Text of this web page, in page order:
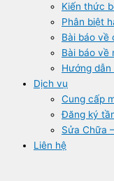
Kiến thức
Phân biệt
Bài báo về
Bài báo về
Hướng
Dịch vụ
Cung cấp
Đăng ký
Sửa Chữa
Liên hệ